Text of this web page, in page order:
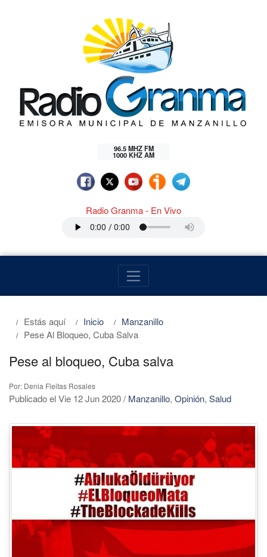
96.5 MHZ FM
1000 KHZ AM
Radio Granma - En Vivo
Estás aquí Inicio
Manzanillo
Pese Al Bloqueo, Cuba Salva
Pese al bloqueo, Cuba salva
Por: Denia Fleitas Rosales
Publicado el Vie 12 Jun 2020/ Manzanillo, Opinión, Salud